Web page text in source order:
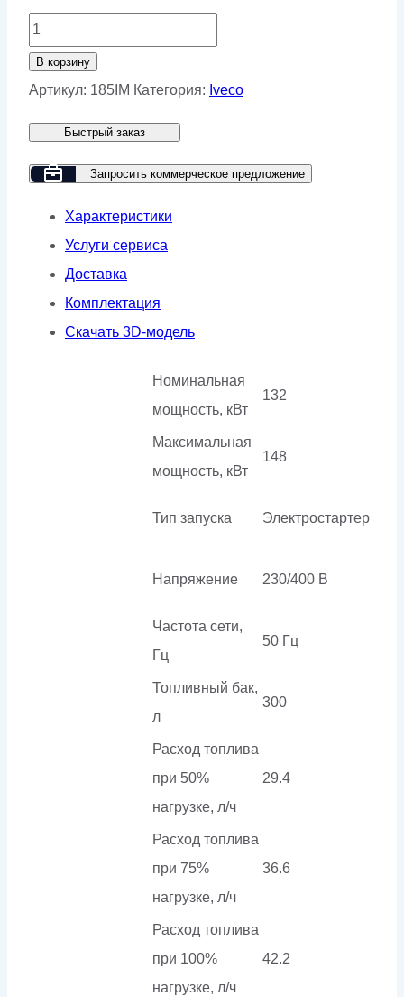
Количество
товара
Дизельный
GMP
185IM
В корзину
Артикул: 185IM Категория: Iveco
Быстрый заказ
Запросить коммерческое предложение
Характеристики
Услуги сервиса
Доставка
Комплектация
Скачать 3D-модель
Номинальная
мощность, кВт
132
Максимальная
мощность, кВт
148
Тип запуска Электростартер
Напряжение 230/400 В
Частота сети,
Гц
50 Гц
Топливный бак,
л
300
Расход топлива
при 50%
нагрузке, л/ч
29.4
Расход топлива
при 75%
нагрузке, л/ч
36.6
Расход топлива
при 100%
нагрузке, л/ч
42.2